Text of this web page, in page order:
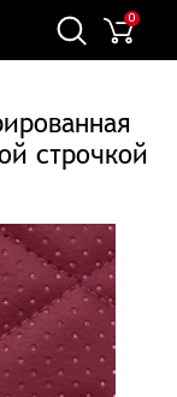
0
строчкой